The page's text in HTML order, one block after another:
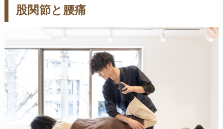
股関節と腰痛